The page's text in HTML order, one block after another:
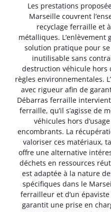
Les prestations
Marseille couvrent
recyclage ferraille et
métalliques. L’enlèvement
solution pratique pour
inutilisable sans
destruction véhicule hors
règles environnementales.
avec rigueur afin de
Débarras ferraille
ferraille, qu’il s’agisse de
véhicules hors
encombrants. La
valoriser ces matériaux,
offre une alternative
déchets en ressources
est adaptée à la nature
spécifiques dans le
ferrailleur et d’un
garantit une prise en